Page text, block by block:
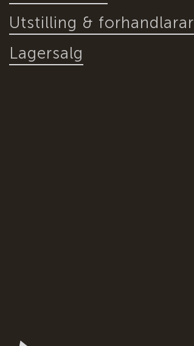
Utstilling & forhandlarar
Lagersalg